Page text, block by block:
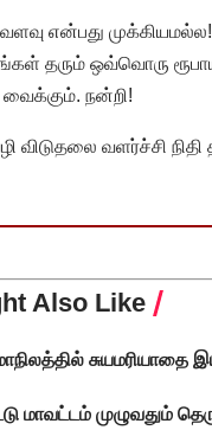
என்பது
தரும் ஒவ்வொரு
வைக்கும். நன்றி!
வளர்ச்சி நிதி
Also Like
சுயமரியாதை
மாவட்டம் முழுவதும்